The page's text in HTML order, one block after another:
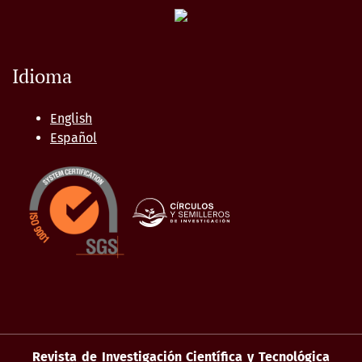
Idioma
English
Español
Revista de Investigación Científica y Tecnológica